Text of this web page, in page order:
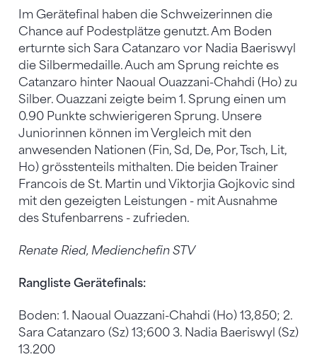
Im Gerätefinal haben die Schweizerinnen die
Chance auf Podestplätze genutzt. Am Boden
erturnte sich Sara Catanzaro vor Nadia Baeriswyl
die Silbermedaille. Auch am Sprung reichte es
Catanzaro hinter Naoual Ouazzani-Chahdi (Ho) zu
Silber. Ouazzani zeigte beim 1. Sprung einen um
0.90 Punkte schwierigeren Sprung. Unsere
Juniorinnen können im Vergleich mit den
anwesenden Nationen (Fin, Sd, De, Por, Tsch, Lit,
Ho) grösstenteils mithalten. Die beiden Trainer
Francois de St. Martin und Viktorjia Gojkovic sind
mit den gezeigten Leistungen - mit Ausnahme
des Stufenbarrens - zufrieden.
Renate Ried, Medienchefin STV
Rangliste Gerätefinals:
Boden: 1. Naoual Ouazzani-Chahdi (Ho) 13,850; 2.
Sara Catanzaro (Sz) 13;600 3. Nadia Baeriswyl (Sz)
13.200